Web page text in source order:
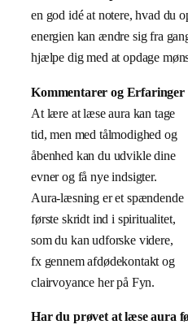
en god idé at notere, hvad du
energien kan ændre sig fra
hjælpe dig med at opdage
Kommentarer og Erfaringer
At lære at læse aura kan tage
tid, men med tålmodighed og
åbenhed kan du udvikle dine
evner og få nye indsigter.
Aura-læsning er et spændende
første skridt ind i spiritualitet,
som du kan udforske videre,
fx gennem afdødekontakt og
clairvoyance her på Fyn.
Har du prøvet at læse aura